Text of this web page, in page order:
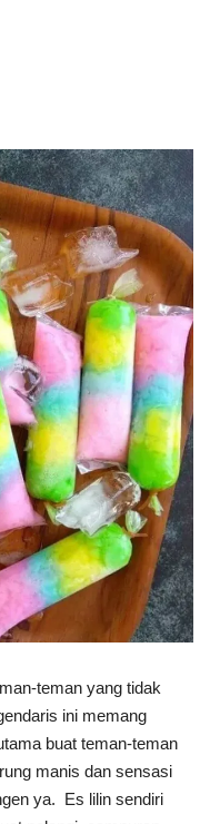
teman yang tidak
ini memang
buat teman-teman
manis dan sensasi
ya. Es lilin sendiri